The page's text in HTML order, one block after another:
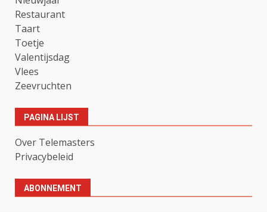
Restaurant
Taart
Toetje
Valentijsdag
Vlees
Zeevruchten
PAGINA LIJST
Over Telemasters
Privacybeleid
ABONNEMENT